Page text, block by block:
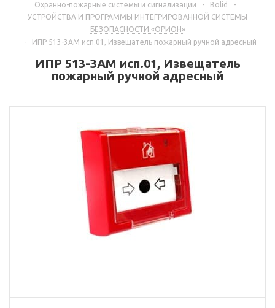
Охранно-пожарные системы и сигнализации - Bolid
-
УСТРОЙСТВА И ПРОГРАММЫ ИНТЕГРИРОВАННОЙ СИСТЕМЫ
БЕЗОПАСНОСТИ «ОРИОН»
-
ИПР 513-3АМ исп.01, Извещатель пожарный ручной адресный
ИПР 513-3АМ исп.01, Извещатель
пожарный ручной адресный